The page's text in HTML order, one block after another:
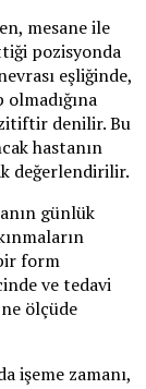
mesane ile
pozisyonda
eşliğinde,
denilir. Bu
hastanın
değerlendirilir.
günlük
form
ve tedavi
ölçüde
işeme zamanı,